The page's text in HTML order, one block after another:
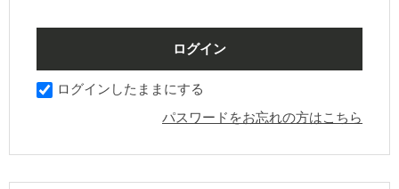
ログインしたままにする
パスワードをお忘れの方はこちら